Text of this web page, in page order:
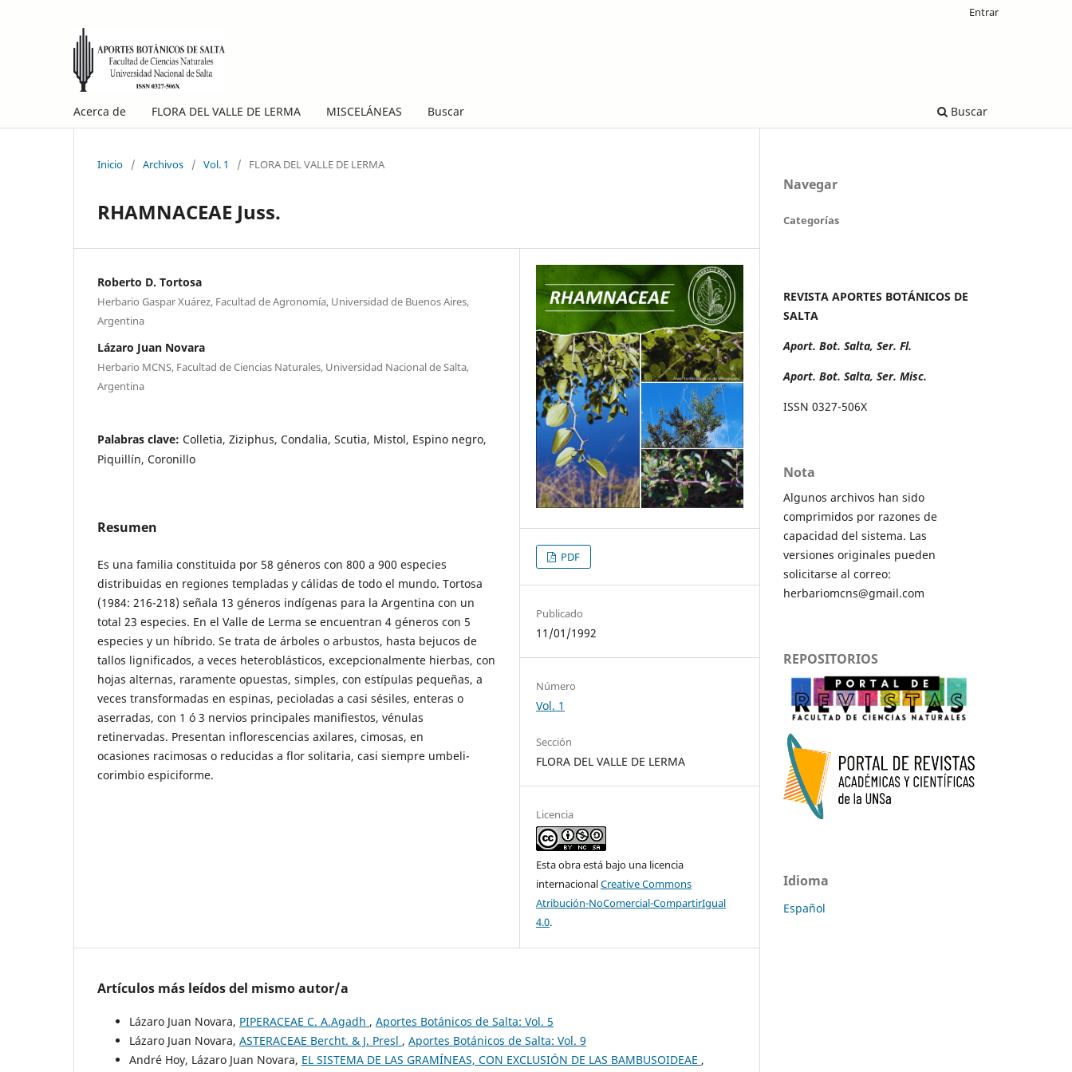
Acerca de FLORA DEL VALLE DE LERMA MISCELÁNEAS Buscar Buscar
Entrar
Inicio / Archivos / Vol. 1 / FLORA DEL VALLE DE LERMA
RHAMNACEAE Juss.
Roberto D. Tortosa
Herbario Gaspar Xuárez, Facultad de Agronomía, Universidad de Buenos Aires,
Argentina
Lázaro Juan Novara
Herbario MCNS, Facultad de Ciencias Naturales, Universidad Nacional de Salta,
Argentina
Palabras clave: Colletia, Ziziphus, Condalia, Scutia, Mistol, Espino negro,
Piquillín, Coronillo
Resumen
Es una familia constituida por 58 géneros con 800 a 900 especies
distribuidas en regiones templadas y cálidas de todo el mundo. Tortosa
(1984: 216-218) señala 13 géneros indígenas para la Argentina con un
total 23 especies. En el Valle de Lerma se encuentran 4 géneros con 5
especies y un híbrido. Se trata de árboles o arbustos, hasta bejucos de
tallos lignificados, a veces heteroblásticos, excepcionalmente hierbas, con
hojas alternas, raramente opuestas, simples, con estípulas pequeñas, a
veces transformadas en espinas, pecioladas a casi sésiles, enteras o
aserradas, con 1 ó 3 nervios principales manifiestos, vénulas
retinervadas. Presentan inflorescencias axilares, cimosas, en
ocasiones racimosas o reducidas a flor solitaria, casi siempre umbeli-
corimbio espiciforme.
PDF
Publicado
11/01/1992
Número
Vol. 1
Sección
FLORA DEL VALLE DE LERMA
Licencia
Esta obra está bajo una licencia
internacionalCreative Commons
Atribución-NoComercial-CompartirIgual
4.0.
Artículos más leídos del mismo autor/a
Lázaro Juan Novara, PIPERACEAE C. A.Agadh , Aportes Botánicos de Salta: Vol. 5
Lázaro Juan Novara, ASTERACEAE Bercht. & J. Presl , Aportes Botánicos de Salta: Vol. 9
André Hoy, Lázaro Juan Novara, EL SISTEMA DE LAS GRAMÍNEAS, CON EXCLUSIÓN DE LAS BAMBUSOIDEAE ,
Navegar
Categorías
REVISTA APORTES BOTÁNICOS DE
SALTA
Aport. Bot. Salta, Ser. Fl.
Aport. Bot. Salta, Ser. Misc.
ISSN 0327-506X
Nota
Algunos archivos han sido
comprimidos por razones de
capacidad del sistema. Las
versiones originales pueden
solicitarse al correo:
herbariomcns@gmail.com
REPOSITORIOS
Idioma
Español